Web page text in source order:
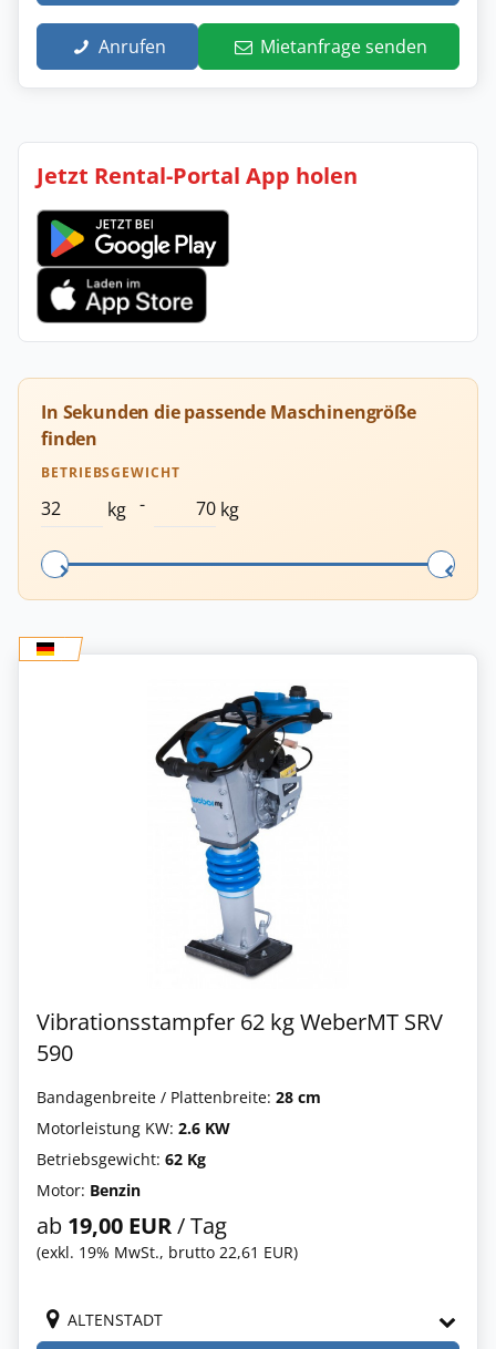
Anrufen Mietanfrage senden
Jetzt Rental-Portal App holen
In Sekunden die passende Maschinengröße
finden
BETRIEBSGEWICHT
kg - kg
Vibrationsstampfer 62 kg WeberMT SRV
590
Bandagenbreite / Plattenbreite: 28 cm
Motorleistung KW: 2.6 KW
Betriebsgewicht: 62 Kg
Motor: Benzin
ab 19,00 EUR/ Tag
(exkl. 19% MwSt., brutto 22,61 EUR)
ALTENSTADT